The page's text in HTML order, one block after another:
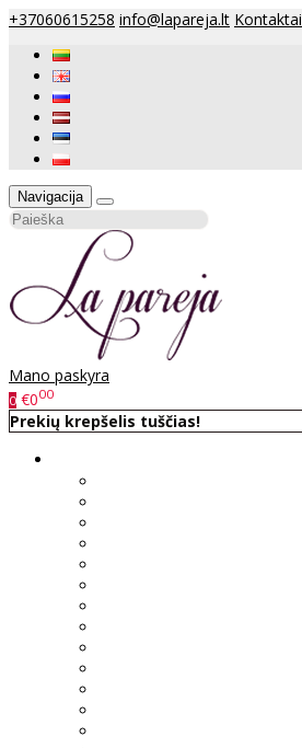
+37060615258 info@lapareja.lt Kontaktai
Navigacija
Mano paskyra
0 €000
Prekių krepšelis tuščias!